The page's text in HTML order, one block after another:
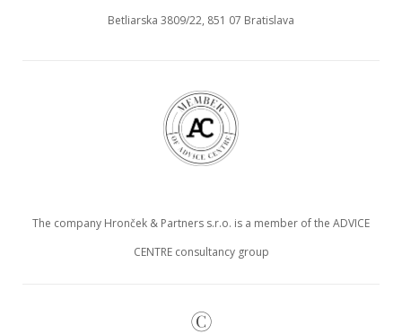
Betliarska 3809/22, 851 07 Bratislava
The company Hronček & Partners s.r.o. is a member of the ADVICE
CENTRE consultancy group
©